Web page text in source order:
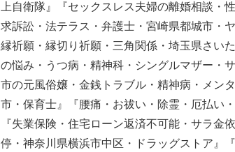
上自衛隊』『セックスレス夫婦の離婚相談・
求訴訟・法テラス・弁護士・宮崎県都城市・
縁祈願・縁切り祈願・三角関係・埼玉県さい
の悩み・うつ病・精神科・シングルマザー・
市の元風俗嬢・金銭トラブル・精神病・メン
市・保育士』『腰痛・お祓い・除霊・厄払い
『失業保険・住宅ローン返済不可能・サラ金
停・神奈川県横浜市中区・ドラッグストア』